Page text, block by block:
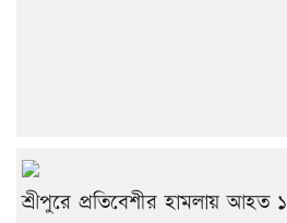
শ্রীপুরে প্রতিবেশীর হামলায় আহত ১